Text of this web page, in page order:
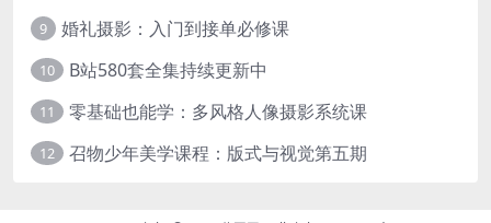
9 婚礼摄影：入门到接单必修课
10 B站580套全集持续更新中
11 零基础也能学：多风格人像摄影系统课
12 召物少年美学课程：版式与视觉第五期